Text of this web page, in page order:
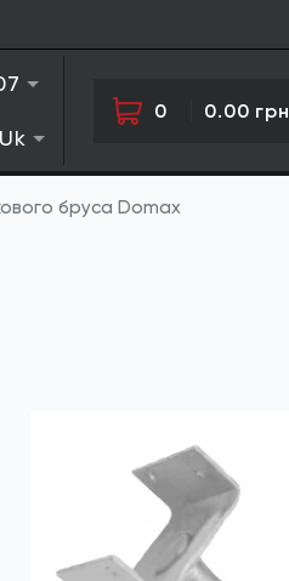
Uk
0 0.00 грн
бруса Domax